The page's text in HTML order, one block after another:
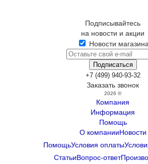
Подписывайтесь
на новости и акции
Новости магазина
+7 (499) 940-93-32
Заказать звонок
2026 ©
Компания
Информация
Помощь
О компанииНовости
ПомощьУсловия оплаты
СтатьиВопрос-ответ